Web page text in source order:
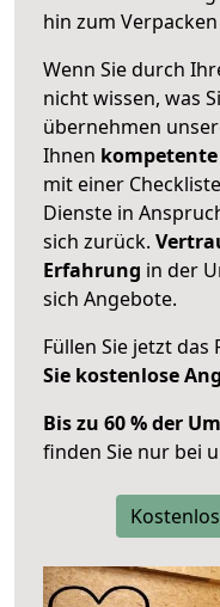
hin zum
Wenn Sie durch
nicht wissen, was
übernehmen
Ihnen
mit einer
Dienste in
sich zurück.
Erfahrung in der
sich Angebote.
Füllen Sie jetzt
Sie kostenlose
Bis zu 60 % der
finden Sie nur bei